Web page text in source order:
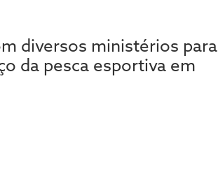
diversos ministérios para
da pesca esportiva em